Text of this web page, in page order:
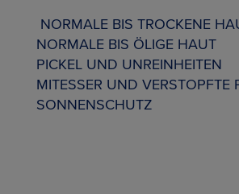
NORMALE BIS TROCKENE
NORMALE BIS ÖLIGE HAUT
PICKEL UND UNREINHEITEN
MITESSER UND VERSTOPFTE
SONNENSCHUTZ